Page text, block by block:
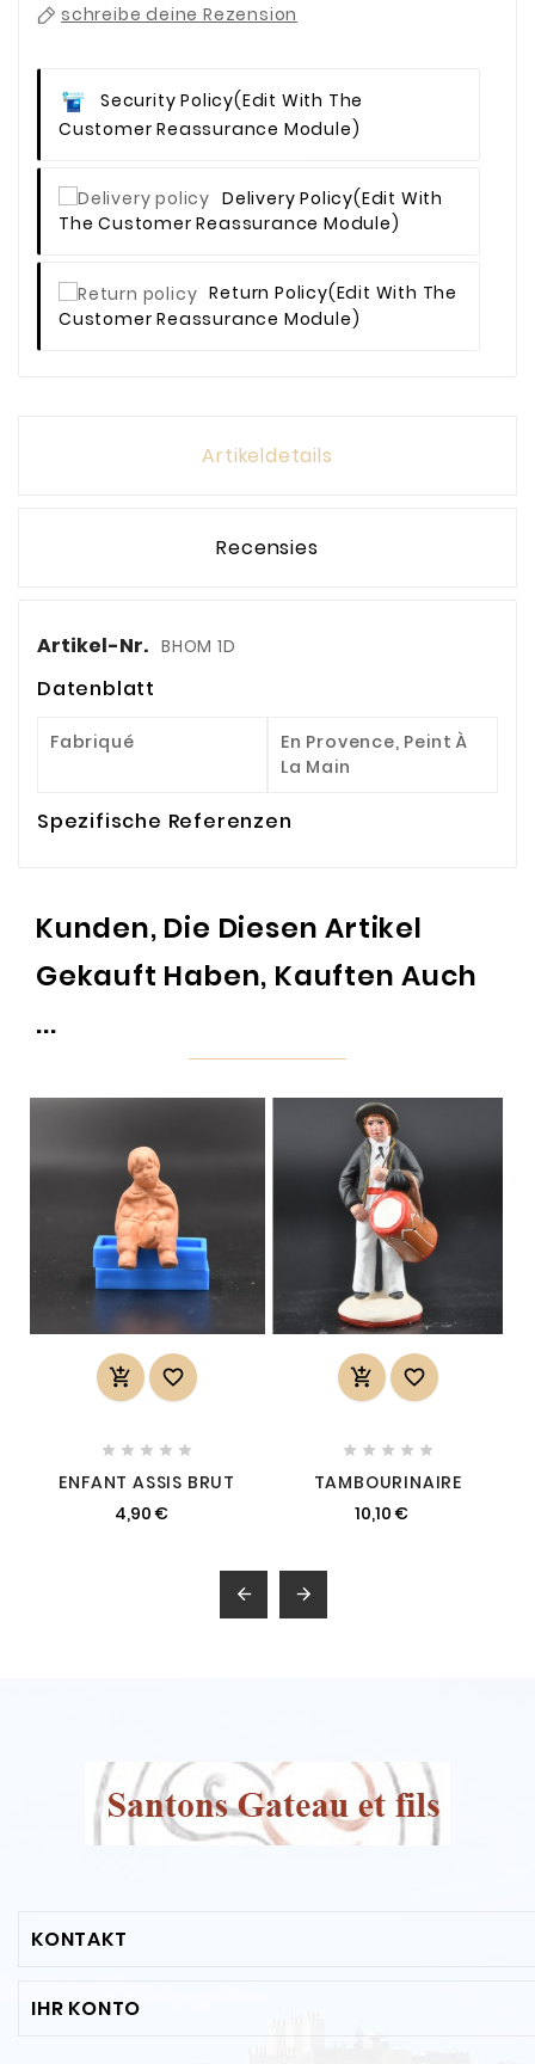
schreibe deine Rezension
Security Policy(edit With The
Customer Reassurance Module)
Delivery Policy(edit With
The Customer Reassurance Module)
Return Policy(edit With The
Customer Reassurance Module)
Artikeldetails
Recensies
Artikel-Nr. BHOM 1D
Datenblatt
Fabriqué
En Provence, Peint À
La Main
Spezifische Referenzen
Kunden, Die Diesen Artikel
Gekauft Haben, Kauften Auch
...
 
    
ENFANT ASSIS BRUT
4,90 €
 
    
TAMBOURINAIRE
10,10 €
 
KONTAKT
IHR KONTO